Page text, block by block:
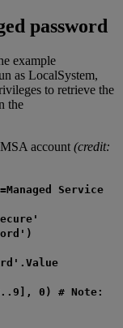
password
example
as LocalSystem,
to retrieve the
the
account (credit:
Service
0) # Note: